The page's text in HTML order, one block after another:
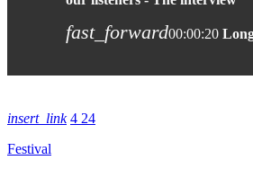
fast_forward00:00:20
insert_link 4 24
Festival